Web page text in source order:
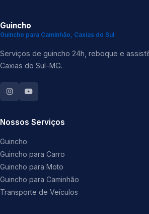
Guincho
Guincho para Caminhão, Caxias do Sul
Serviços de guincho 24h, reboque e
Caxias do Sul-MG.
Nossos Serviços
Guincho
Guincho para Carro
Guincho para Moto
Guincho para Caminhão
Transporte de Veículos